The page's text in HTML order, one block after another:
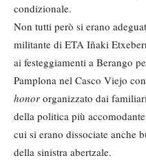
condizionale.
Non tutti però si erano
militante di ETA Iñaki
ai festeggiamenti a Berango
Pamplona nel Casco Viejo
honor organizzato dai
della politica più
cui si erano dissociate anche
della sinistra abertzale.